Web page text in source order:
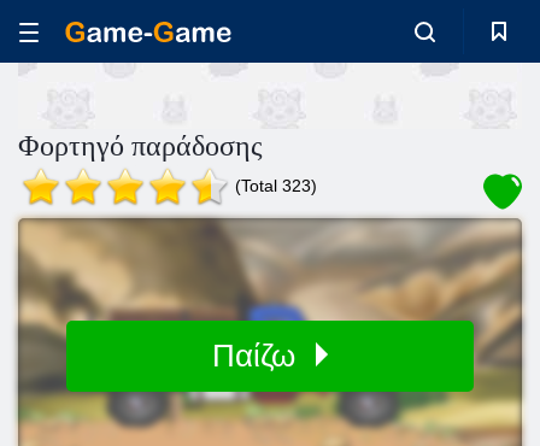
Φορτηγό παράδοσης
(Total 323)
Παίζω